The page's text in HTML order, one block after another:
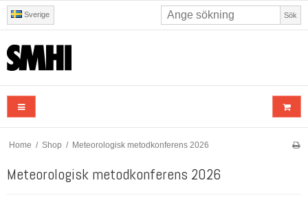
Sverige Sök
Home / Shop / Meteorologisk metodkonferens 2026
Meteorologisk metodkonferens 2026